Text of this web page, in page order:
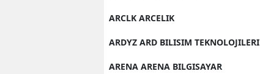
ARCLK ARCELIK
ARDYZ ARD BILISIM TEKNOLOJILERI
ARENA ARENA BILGISAYAR